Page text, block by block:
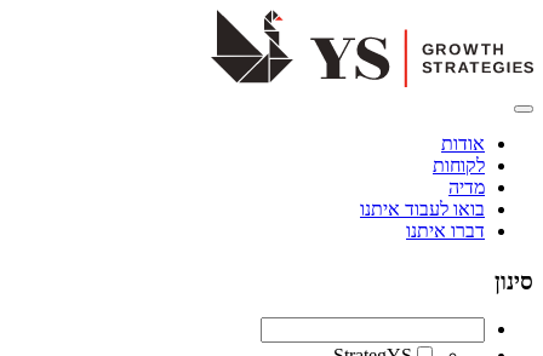
אודות
לקוחות
מדיה
בואו לעבוד איתנו
דברו איתנו
סינון